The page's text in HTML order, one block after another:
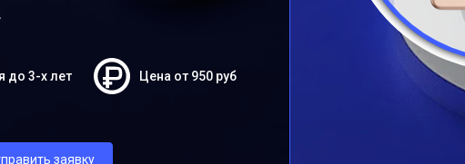
до 3-х лет Цена от 950 руб
заявку